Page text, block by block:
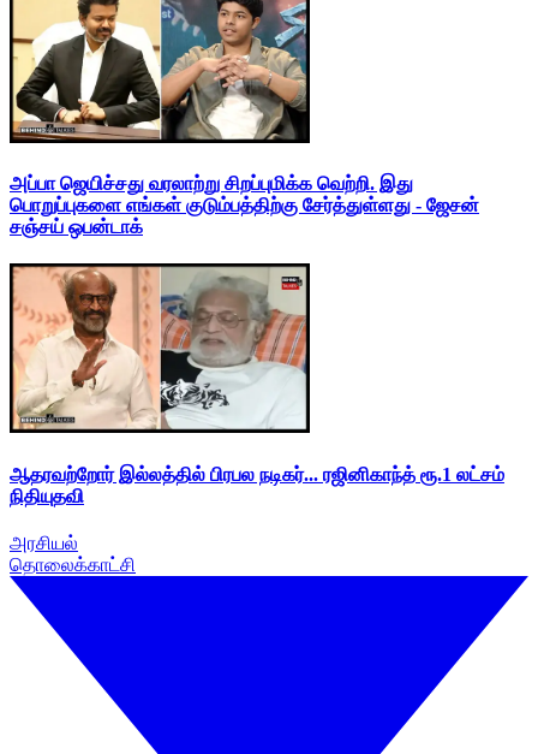
அப்பா ஜெயிச்சது வரலாற்று சிறப்புமிக்க வெற்றி. இது
பொறுப்புகளை எங்கள் குடும்பத்திற்கு சேர்த்துள்ளது - ஜேசன்
சஞ்சய் ஒபன்டாக்
ஆதரவற்றோர் இல்லத்தில் பிரபல நடிகர்... ரஜினிகாந்த் ரூ.1 லட்சம்
நிதியுதவி
அரசியல்
தொலைக்காட்சி